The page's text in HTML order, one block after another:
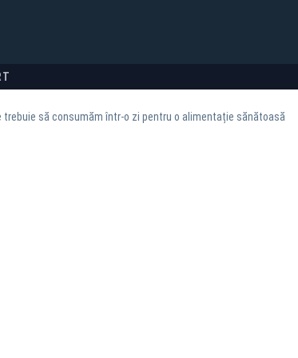
să consumăm într-o zi pentru o alimentație sănătoasă